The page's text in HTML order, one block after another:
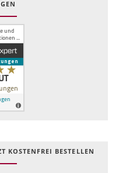
KOSTEN­FREI BESTELLEN